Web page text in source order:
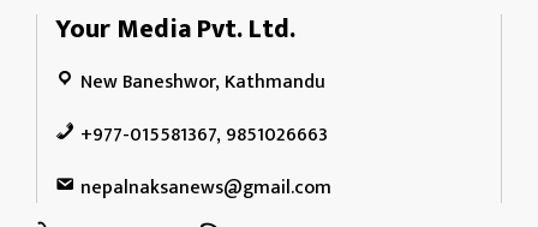
Your Media Pvt. Ltd.
New Baneshwor, Kathmandu
+977-015581367, 9851026663
nepalnaksanews@gmail.com